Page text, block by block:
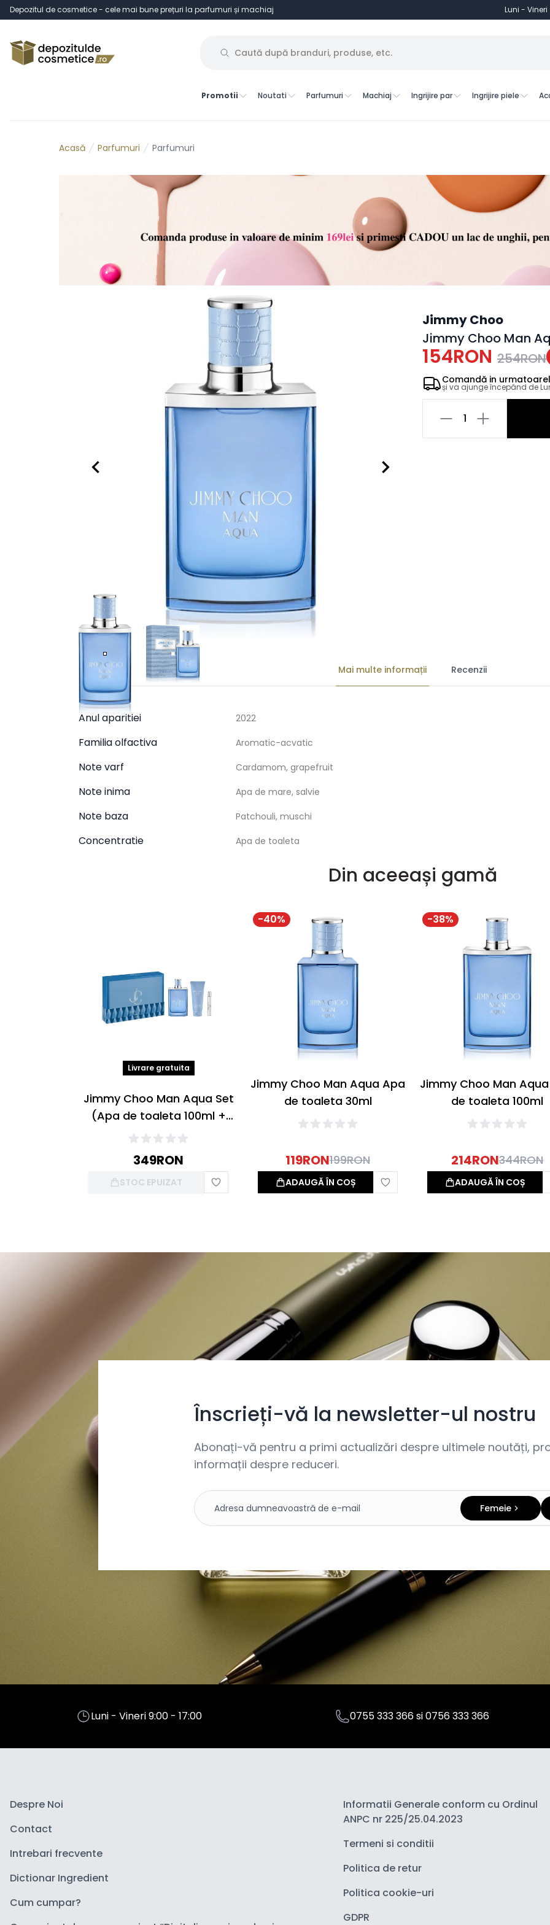
Depozitul de cosmetice - cele mai bune prețuri la parfumuri și machiaj Luni - Vineri
Promotii Noutati Parfumuri Machiaj Ingrijire par Ingrijire piele
Acasă Parfumuri Parfumuri
Jimmy Choo
Jimmy Choo Man
154RON 254RON
Comandă in
și va ajunge începând de
1
Mai multe informații Recenzii
Anul aparitiei 2022
Familia olfactiva Aromatic-acvatic
Note varf Cardamom, grapefruit
Note inima Apa de mare, salvie
Note baza Patchouli, muschi
Concentratie Apa de toaleta
Din aceeași gamă
Livrare gratuita
Jimmy Choo Man Aqua Set
(Apa de toaleta 100ml +
Apa de toaleta 7,5ml + Gel
349RON
STOC EPUIZAT
-40%
Jimmy Choo Man Aqua Apa
de toaleta 30ml
119RON199RON
ADAUGĂ ÎN COȘ
-38%
Jimmy Choo Man
de toaleta 100ml
214RON344RON
ADAUGĂ ÎN COȘ
Înscrieți-vă la newsletter-ul nostru
Abonați-vă pentru a primi actualizări despre ultimele noutăți,
informații despre reduceri.
Femeie
Luni - Vineri 9:00 - 17:00 0755 333 366si0756 333 366
Despre Noi
Contact
Intrebari frecvente
Dictionar Ingredient
Cum cumpar?
Informatii Generale conform cu Ordinul
ANPC nr 225/25.04.2023
Termeni si conditii
Politica de retur
Politica cookie-uri
GDPR